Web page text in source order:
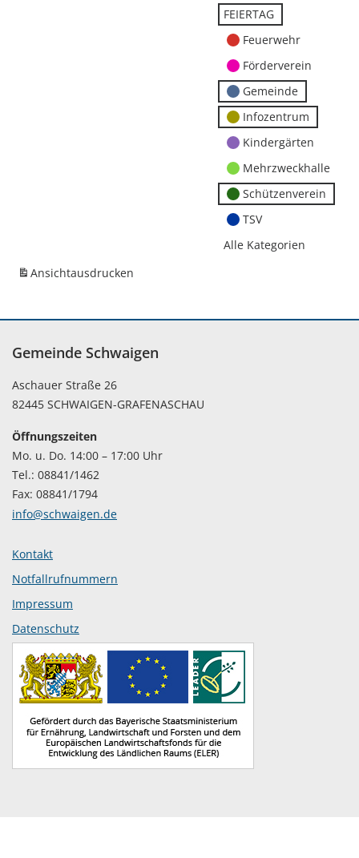
FEIERTAG
Feuerwehr
Förderverein
Gemeinde
Infozentrum
Kindergärten
Mehrzweckhalle
Schützenverein
TSV
Alle Kategorien
Ansichtausdrucken
Gemeinde Schwaigen
Aschauer Straße 26
82445 SCHWAIGEN-GRAFENASCHAU
Öffnungszeiten
Mo. u. Do. 14:00 – 17:00 Uhr
Tel.: 08841/1462
Fax: 08841/1794
info@schwaigen.de
Kontakt
Notfallrufnummern
Impressum
Datenschutz